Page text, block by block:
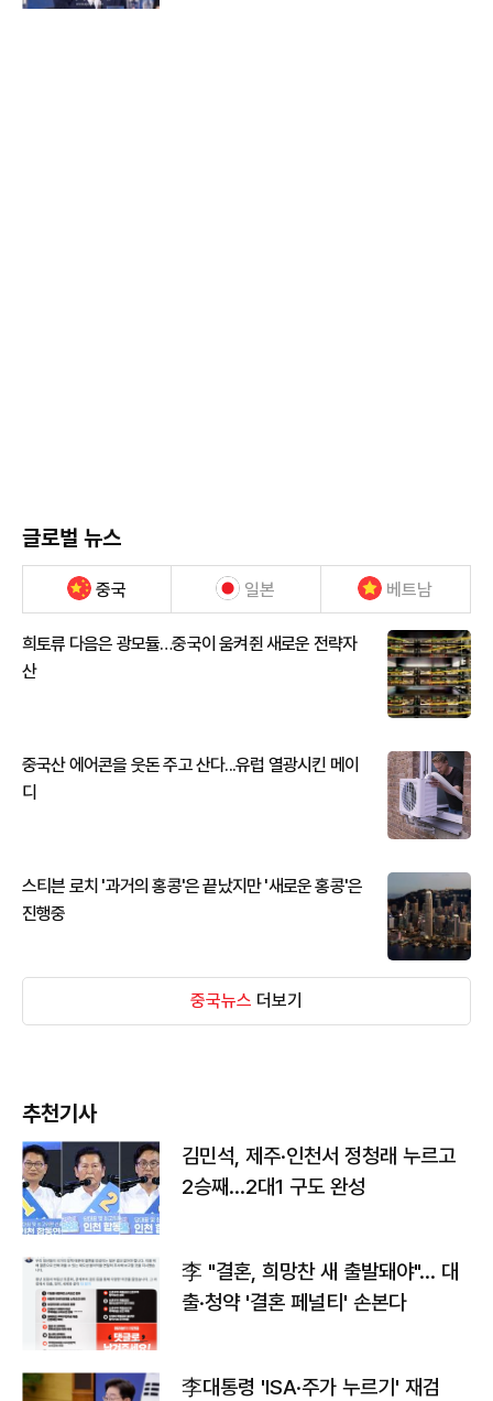
글로벌 뉴스
중국 일본 베트남
희토류 다음은 광모듈…중국이 움켜쥔 새로운 전략자
산
중국산 에어콘을 웃돈 주고 산다...유럽 열광시킨 메이
디
스티븐 로치 '과거의 홍콩'은 끝났지만 '새로운 홍콩'은
진행중
중국뉴스 더보기
추천기사
김민석, 제주·인천서 정청래 누르고
2승째…2대1 구도 완성
李 "결혼, 희망찬 새 출발돼야"… 대
출·청약 '결혼 페널티' 손본다
李대통령 'ISA·주가 누르기' 재검